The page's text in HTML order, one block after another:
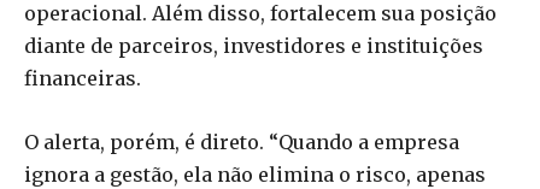
operacional. Além disso, fortalecem sua posição
diante de parceiros, investidores e instituições
financeiras.
O alerta, porém, é direto. “Quando a empresa
ignora a gestão, ela não elimina o risco, apenas